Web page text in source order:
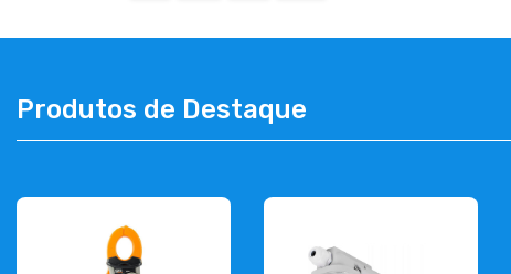
Produtos de Destaque